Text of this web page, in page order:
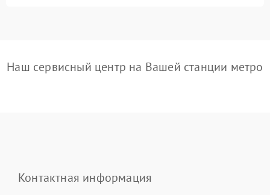
Наш сервисный центр на Вашей станции метро
Контактная информация